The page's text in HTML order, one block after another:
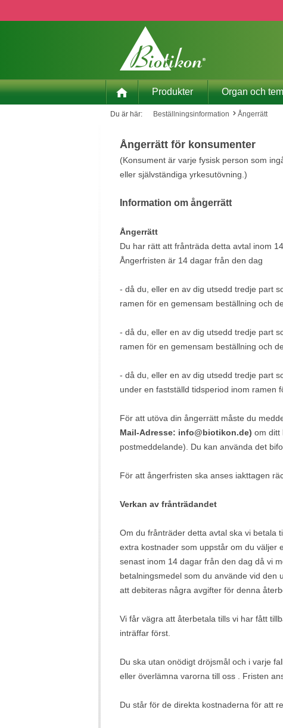
Produkter Organ och
Du är här: Beställningsinformation Ångerrätt
Ångerrätt för konsumenter
(Konsument är varje fysisk person som
eller självständiga yrkesutövning.)
Information om ångerrätt
Ångerrätt
Du har rätt att frånträda detta avtal inom
Ångerfristen är 14 dagar från den dag
- då du, eller en av dig utsedd tredje part
ramen för en gemensam beställning och
- då du, eller en av dig utsedd tredje part
ramen för en gemensam beställning och
- då du, eller en av dig utsedd tredje part
under en fastställd tidsperiod inom ramen
För att utöva din ångerrätt måste du
Mail-Adresse: info@biotikon.de) om ditt
postmeddelande). Du kan använda det
För att ångerfristen ska anses iakttagen
Verkan av frånträdandet
Om du frånträder detta avtal ska vi betala
extra kostnader som uppstår om du väljer
senast inom 14 dagar från den dag då vi
betalningsmedel som du använde vid den
att debiteras några avgifter för denna
Vi får vägra att återbetala tills vi har fått
inträffar först.
Du ska utan onödigt dröjsmål och i varje
eller överlämna varorna till oss
. Fristen
Du står för de direkta kostnaderna för att